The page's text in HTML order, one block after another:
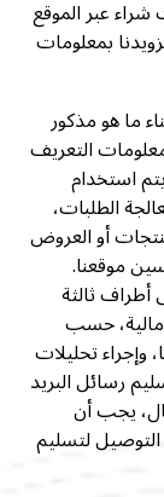
عبر الموقع
بمعلومات
ما هو مذكور
معلومات التعريف
استخدام
الطلبات،
أو العروض
موقعنا.
ثالثة
مالية، حسب
تحليلات
رسائل البريد
يجب أن
لتسليم